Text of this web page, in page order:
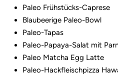
Paleo Frühstücks-Caprese
Blaubeerige Paleo-Bowl
Paleo-Tapas
Paleo-Papaya-Salat mit
Paleo Matcha Egg Latte
Paleo-Hackfleischpizza